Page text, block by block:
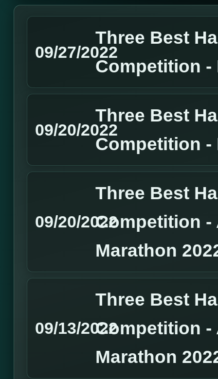
09/27/2022
Three Best
Competition -
09/20/2022
Three Best
Competition -
09/20/2022
Three Best
Competition -
Marathon
09/13/2022
Three Best
Competition -
Marathon